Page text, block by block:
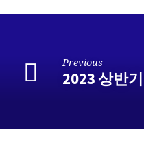
주
보
Previous
2023 상반